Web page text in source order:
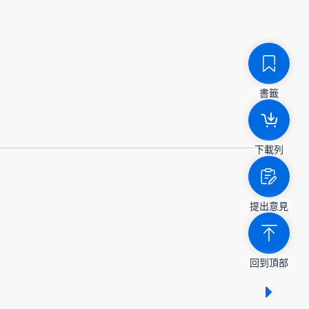
書籤
下載列
提出意見
回到頂部